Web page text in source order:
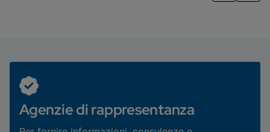
Agenzie di rappresentanza